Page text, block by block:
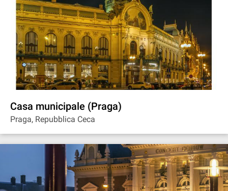
Casa municipale (Praga)
Praga, Repubblica Ceca